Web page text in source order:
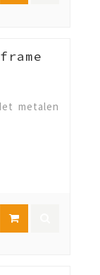
metalen